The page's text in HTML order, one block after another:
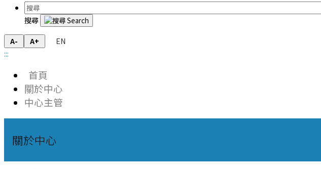
搜尋
A- A+
EN
:::
首頁
關於中心
中心主管
關於中心